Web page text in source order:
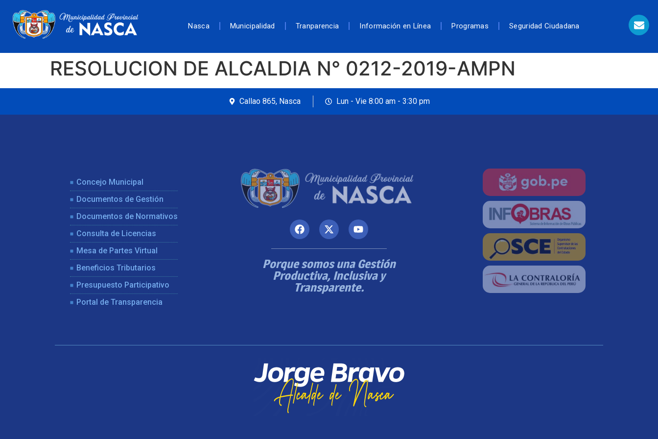
Nasca Municipalidad Tranparencia Información en Línea Programas Seguridad Ciudadana
RESOLUCION DE ALCALDIA N° 0212-2019-AMPN
Callao 865, Nasca Lun - Vie 8:00 am - 3:30 pm
Concejo Municipal
Documentos de Gestión
Documentos de Normativos
Consulta de Licencias
Mesa de Partes Virtual
Beneficios Tributarios
Presupuesto Participativo
Portal de Transparencia
Porque somos una Gestión
Productiva, Inclusiva y
Transparente.